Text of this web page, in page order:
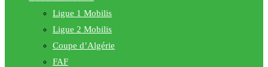
Ligue 1 Mobilis
Ligue 2 Mobilis
Coupe d’Algérie
FAF